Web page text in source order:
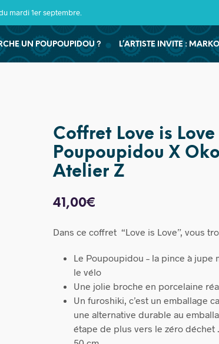
mardi 1er septembre.
UN POUPOUPIDOU ? L’ARTISTE INVITE : MARKO
Coffret Love is Love
Poupoupidou X
Atelier Z
41,00€
Dans ce coffret “Love is Love”, vous
Le Poupoupidou – la pince à jupe
le vélo
Une jolie broche en porcelaine
Un furoshiki, c’est un emballage
une alternative durable au
étape de plus vers le zéro déchet